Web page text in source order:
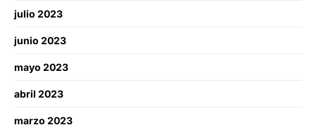
julio 2023
junio 2023
mayo 2023
abril 2023
marzo 2023